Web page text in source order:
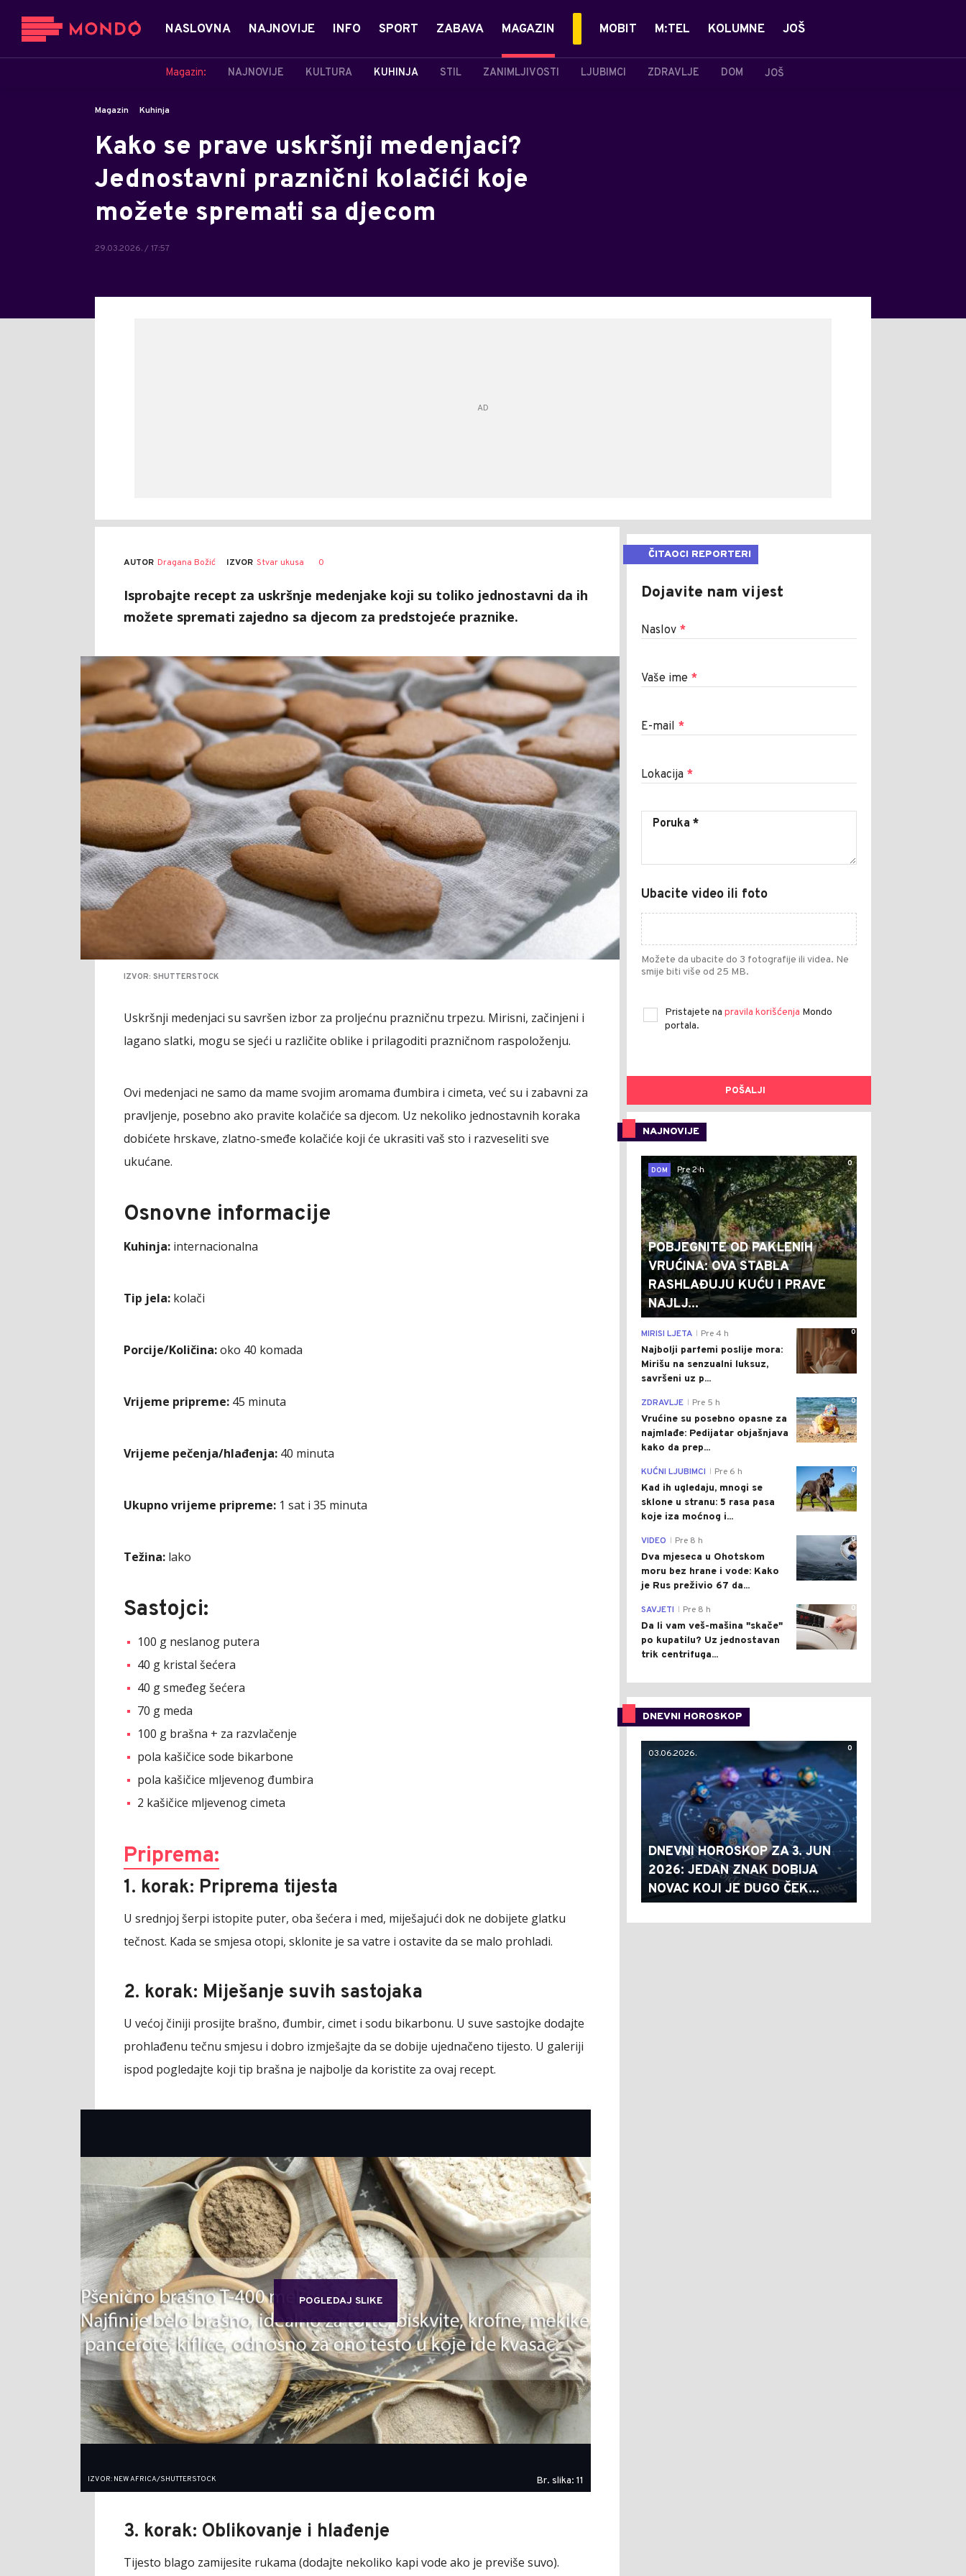
NASLOVNA NAJNOVIJE INFO SPORT ZABAVA MAGAZIN
Magazin: NAJNOVIJE KULTURA KUHINJA STIL ZANIMLJIVOSTI LJUBIMCI ZDRAVLJE DOM JOŠ
MOBIT M:TEL KOLUMNE JOŠ
Magazin Kuhinja
Kako se prave uskršnji medenjaci?
Jednostavni praznični kolačići koje
možete spremati sa djecom
29.03.2026. / 17:57
AUTOR Dragana Božić IZVOR Stvar ukusa 0
Isprobajte recept za uskršnje medenjake koji su toliko jednostavni da ih
možete spremati zajedno sa djecom za predstojeće praznike.
IZVOR: SHUTTERSTOCK
Uskršnji medenjaci su savršen izbor za proljećnu prazničnu trpezu. Mirisni, začinjeni i
lagano slatki, mogu se sjeći u različite oblike i prilagoditi prazničnom raspoloženju.
Ovi medenjaci ne samo da mame svojim aromama đumbira i cimeta, već su i zabavni za
pravljenje, posebno ako pravite kolačiće sa djecom. Uz nekoliko jednostavnih koraka
dobićete hrskave, zlatno-smeđe kolačiće koji će ukrasiti vaš sto i razveseliti sve
ukućane.
Osnovne informacije
Kuhinja: internacionalna
Tip jela: kolači
Porcije/Količina:oko 40 komada
Vrijeme pripreme: 45 minuta
Vrijeme pečenja/hlađenja: 40 minuta
Ukupno vrijeme pripreme: 1 sat i 35 minuta
Težina: lako
Sastojci:
100 g neslanog putera
40 g kristal šećera
40 g smeđeg šećera
70 g meda
100 g brašna + za razvlačenje
pola kašičice sode bikarbone
pola kašičice mljevenog đumbira
2 kašičice mljevenog cimeta
Priprema:
1. korak: Priprema tijesta
U srednjoj šerpi istopite puter, oba šećera i med, miješajući dok ne dobijete glatku
tečnost. Kada se smjesa otopi, sklonite je sa vatre i ostavite da se malo prohladi.
2. korak: Miješanje suvih sastojaka
U većoj činiji prosijte brašno, đumbir, cimet i sodu bikarbonu. U suve sastojke dodajte
prohlađenu tečnu smjesu i dobro izmješajte da se dobije ujednačeno tijesto. U galeriji
ispod pogledajte koji tip brašna je najbolje da koristite za ovaj recept.
POGLEDAJ SLIKE
IZVOR: NEW AFRICA/SHUTTERSTOCK Br. slika: 11
3. korak: Oblikovanje i hlađenje
Tijesto blago zamijesite rukama (dodajte nekoliko kapi vode ako je previše suvo).
ČITAOCI REPORTERI
Dojavite nam vijest
Naslov *
Vaše ime *
E-mail *
Lokacija *
Ubacite video ili foto
Možete da ubacite do 3 fotografije ili videa. Ne
smije biti više od 25 MB.
Pristajete na pravila korišćenja Mondo
portala.
POŠALJI
NAJNOVIJE
0
DOM
Pre 2 h
POBJEGNITE OD PAKLENIH
VRUĆINA: OVA STABLA
RASHLAĐUJU KUĆU I PRAVE
NAJLJ...
0
MIRISI LJETA Pre 4 h
Najbolji parfemi poslije mora:
Mirišu na senzualni luksuz,
savršeni uz p...
0
ZDRAVLJE Pre 5 h
Vrućine su posebno opasne za
najmlađe: Pedijatar objašnjava
kako da prep...
0
KUĆNI LJUBIMCI Pre 6 h
Kad ih ugledaju, mnogi se
sklone u stranu: 5 rasa pasa
koje iza moćnog i...
0
VIDEO Pre 8 h
Dva mjeseca u Ohotskom
moru bez hrane i vode: Kako
je Rus preživio 67 da...
0
SAVJETI Pre 8 h
Da li vam veš-mašina "skače"
po kupatilu? Uz jednostavan
trik centrifuga...
DNEVNI HOROSKOP
0
03.06.2026.
DNEVNI HOROSKOP ZA 3. JUN
2026: JEDAN ZNAK DOBIJA
NOVAC KOJI JE DUGO ČEK...